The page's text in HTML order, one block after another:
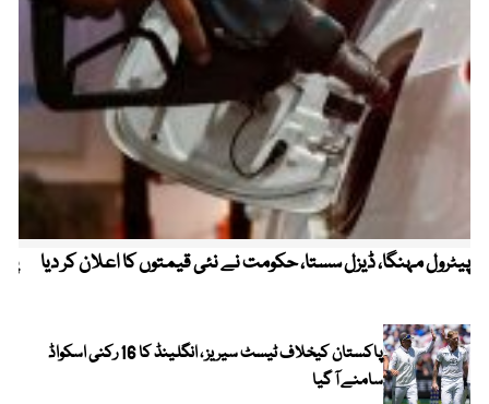
پیٹرول مہنگا، ڈیزل سستا، حکومت نے نئی قیمتوں کا اعلان کر دیا
پاکستان کیخلاف ٹیسٹ سیریز ، انگلینڈ کا 16 رکنی اسکواڈ
سامنے آ گیا